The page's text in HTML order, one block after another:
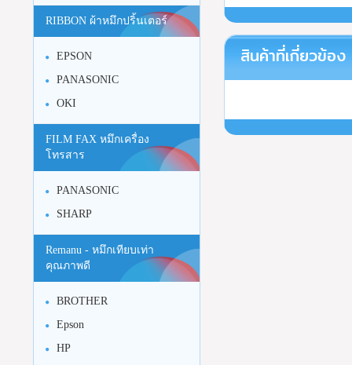
สินค้าที่เกี่ยวข้อง
RIBBON ผ้าหมึกปริ้นเตอร์
EPSON
PANASONIC
OKI
FILM FAX หมึกเครื่อง
โทรสาร
PANASONIC
SHARP
Remanu - หมึกเทียบเท่า
คุณภาพดี
BROTHER
Epson
HP